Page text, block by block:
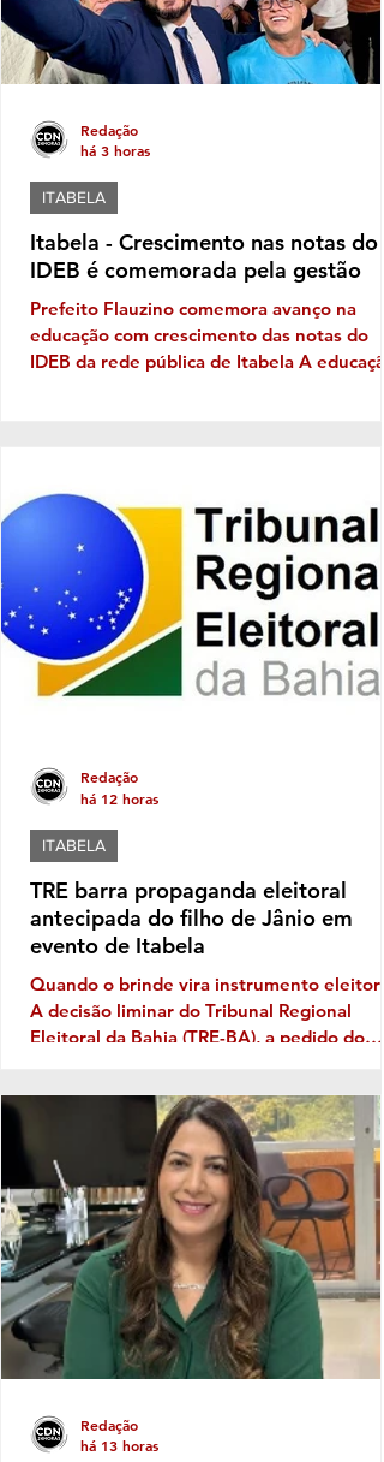
longo dos anos montar
Itabela - Crescimento nas notas do
IDEB é comemorada pela gestão
Prefeito Flauzino comemora avanço na
educação com crescimento das notas do
IDEB da rede pública de Itabela A educação
municipal tanto nos anos iniciais quanto
anos finais do Ensino Fundamental, em
comparação com os resultados de 2023.
anos iniciais, a média passou de 3,5, em
2023, para 4,5, em 2025. Já nos a
ITABELA
Redação
há 3 horas
TRE barra propaganda eleitoral
antecipada do filho de Jânio em
evento de Itabela
Quando o brinde vira instrumento eleitoral
A decisão liminar do Tribunal Regional
Eleitoral da Bahia (TRE-BA), a pedido do
à discussão uma prática que costuma
aparecer no período pré-eleitoral: a
tentativa de transformar eventos
em vitrines para promoção de nomes que
pretendem disputar as eleições. No caso
Itabela, segundo o Ministério Público
Eleitoral, a distribuição de bonés
personalizados com o nome de Jânio Natal
ITABELA
Redação
há 12 horas
Redação
há 13 horas